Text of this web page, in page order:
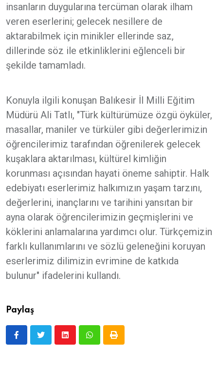
insanların duygularına tercüman olarak ilham
veren eserlerini; gelecek nesillere de
aktarabilmek için minikler ellerinde saz,
dillerinde söz ile etkinliklerini eğlenceli bir
şekilde tamamladı.
Konuyla ilgili konuşan Balıkesir İl Milli Eğitim
Müdürü Ali Tatlı, "Türk kültürümüze özgü öyküler,
masallar, maniler ve türküler gibi değerlerimizin
öğrencilerimiz tarafından öğrenilerek gelecek
kuşaklara aktarılması, kültürel kimliğin
korunması açısından hayati öneme sahiptir. Halk
edebiyatı eserlerimiz halkımızın yaşam tarzını,
değerlerini, inançlarını ve tarihini yansıtan bir
ayna olarak öğrencilerimizin geçmişlerini ve
köklerini anlamalarına yardımcı olur. Türkçemizin
farklı kullanımlarını ve sözlü geleneğini koruyan
eserlerimiz dilimizin evrimine de katkıda
bulunur" ifadelerini kullandı.
Paylaş